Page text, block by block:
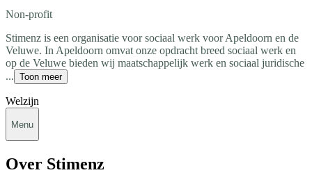
Non-profit
Stimenz is een organisatie voor sociaal werk voor Apeldoorn en de
Veluwe. In Apeldoorn omvat onze opdracht breed sociaal werk en
op de Veluwe bieden wij maatschappelijk werk en sociaal juridische
... Toon meer
Welzijn
Menu
Over Stimenz